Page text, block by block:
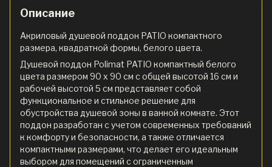
Описание
Акриловый душевой поддон PATIO компактного
размера, квадратной формы, белого цвета.
Душевой поддон Polimat PATIO компактный белого
цвета размером 90 x 90 см с общей высотой 16 см и
рабочей высотой 5 см представляет собой
функциональное и стильное решение для
обустройства душевой зоны в ванной комнате. Этот
поддон разработан с учетом современных требований
к комфорту и безопасности, а также отличается
компактными размерами, что делает его идеальным
выбором для помещений с ограниченным